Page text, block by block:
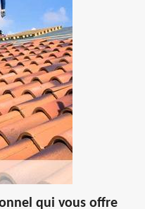
qui vous offre